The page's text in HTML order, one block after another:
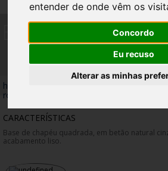
entender de onde vêm os
Concordo
Eu recuso
Alterar as minhas
BASE DE
2 RODAS
home
rodas natural cinza
CARACTERÍSTICAS
Base de chapéu quadrada, em betão natural
acabamento liso.